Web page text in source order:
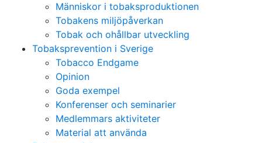
Människor i tobaksproduktionen
Tobakens miljöpåverkan
Tobak och ohållbar utveckling
Tobaksprevention i Sverige
Tobacco Endgame
Opinion
Goda exempel
Konferenser och seminarier
Medlemmars aktiviteter
Material att använda